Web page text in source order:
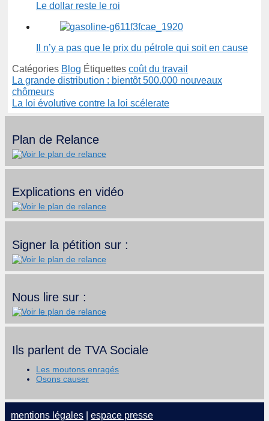
Le dollar reste le roi
Il n’y a pas que le prix du pétrole qui soit en cause
Catégories Blog Étiquettes coût du travail
La grande distribution : bientôt 500.000 nouveaux
chômeurs
La loi évolutive contre la loi scélerate
Plan de Relance
Explications en vidéo
Signer la pétition sur :
Nous lire sur :
Ils parlent de TVA Sociale
Les moutons enragés
Osons causer
mentions légales espace presse